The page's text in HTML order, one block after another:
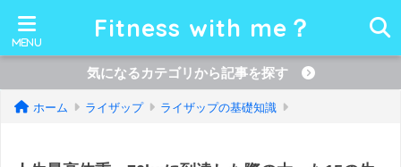
Fitness with me？
気になるカテゴリから記事を探す
ホーム ライザップ ライザップの基礎知識